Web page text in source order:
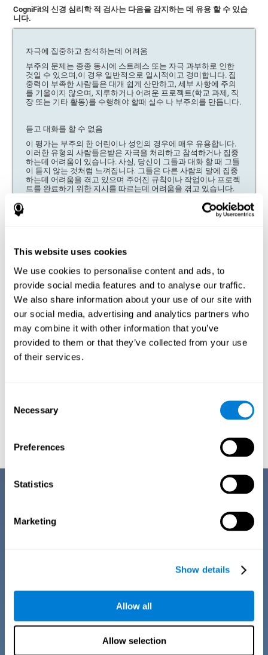
This website uses cookies
We use cookies to personalise content and ads, to
provide social media features and to analyse our traffic.
We also share information about your use of our site with
our social media, advertising and analytics partners who
may combine it with other information that you’ve
provided to them or that they’ve collected from your use
of their services.
Selection
Necessary
Preferences
Statistics
Marketing
Show details
Allow all
Allow selection
CogniFit의 신경 심리학 적 검사는 다음을 감지하는 데 유용 할 수 있습
니다.
자극에 집중하고 참석하는데 어려움
부주의 문제는 종종 동시에 스트레스 또는 자극 과부하로 인한
것일 수 있으며,이 경우 일반적으로 일시적이고 경미합니다. 집
중력이 부족한 사람들은 대개 쉽게 산만하고, 세부 사항에 주의
를 기울이지 않으며, 지루하거나 어려운 프로젝트(학교 과제, 직
장 또는 기타 활동)를 수행해야 할때 실수 나 부주의를 만듭니다.
듣고 대화를 할 수 없음
이 평가는 부주의 한 어린이나 성인의 경우에 매우 유용합니다.
이러한 유형의 사람들은받은 자극을 처리하고 참석하거나 집중
하는데 어려움이 있습니다. 사실, 당신이 그들과 대화 할 때 그들
이 듣지 않는 것처럼 느껴집니다. 그들은 다른 사람의 말에 집중
하는데 어려움을 겪고 있으며 주어진 규칙이나 작업이나 프로젝
트를 완료하기 위한 지시를 따르는데 어려움을 겪고 있습니다.
그들은 물건이나 도구를 자주 잃고 잊는 경향이 있습니다.
버린 사람들에게 표시됩니다. 그들은 쉽게 산만하고 잊어 버립니
다.
작업을 수행 할 때 작은 동기 부여
동기 부여가 부족한 경우 이유를 찾는 것이 중요합니다. 집중력
이 부족한 사람들은 과제와 활동을 조직하고 완료 할 때 종종 문
제가 있으며, 이는 많은 경우 사람과 관계가 없습니다. 방황하거
나 지침을 이해하지 못합니다. 단순히 두뇌가 외부 자극을 억누
르고 단일 행동에 참여하는데 더 큰 어려움을 겪는다는 것입니
다. 이러한 이유로 이 감각의 기원을 완전히 이해하는 것이 중요
합니다.
이 검사 또는 정신 연구는 개인이 보여주는 증상이나 불만이 연
령에 맞는지 또는 ADD, ADHD, 스트레스, 충동 등과 같은 장애의
진단 기준 설문에 대한 설명
집중력 부족은 오늘날 가장 빈번한 증상 중 하나입니다. 여러 번 그것은
일시적인 것이지만 다른 때는 더 중요한 장애 때문입니다. 따라서 이 인
지 영역의 변경은 일련의 임상 증상 및 징후를 통해 분석되어야합니다.
과 유사하지만 실제적으로 누구나 이해할 수 있도록 단순화되었습니다.
7-12세 어린이의 진단 기준